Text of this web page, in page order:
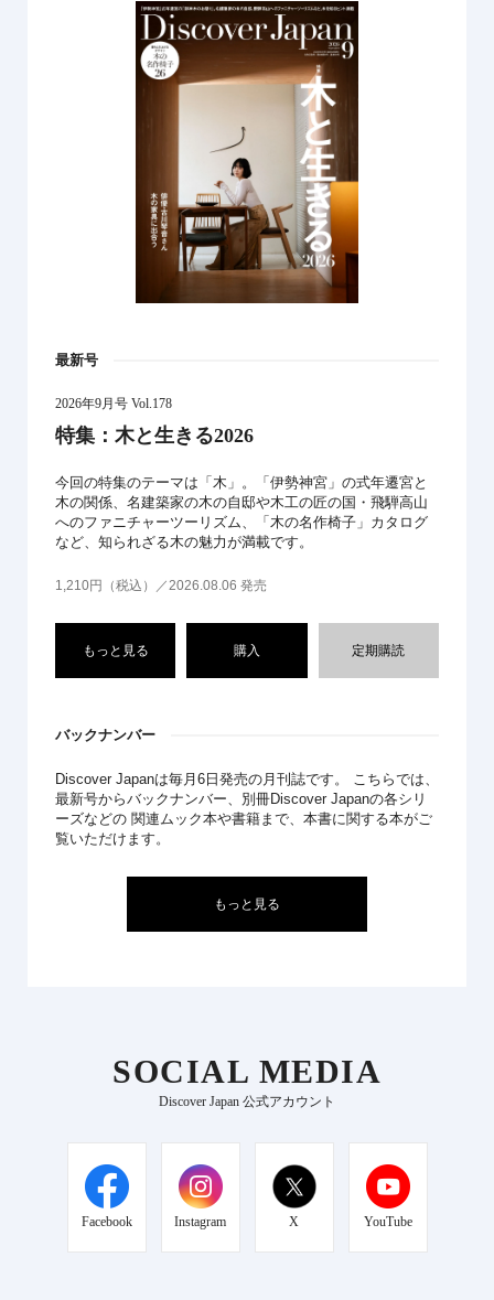
最新号
2026年9月号 Vol.178
特集：木と生きる2026
今回の特集のテーマは「木」。「伊勢神宮」の式年遷宮と
木の関係、名建築家の木の自邸や木工の匠の国・飛騨高山
へのファニチャーツーリズム、「木の名作椅子」カタログ
など、知られざる木の魅力が満載です。
1,210円（税込）／2026.08.06 発売
もっと見る 購入 定期購読
バックナンバー
Discover Japanは毎月6日発売の月刊誌です。 こちらでは、
最新号からバックナンバー、別冊Discover Japanの各シリ
ーズなどの 関連ムック本や書籍まで、本書に関する本がご
覧いただけます。
もっと見る
SOCIAL MEDIA
Discover Japan 公式アカウント
Facebook Instagram X YouTube